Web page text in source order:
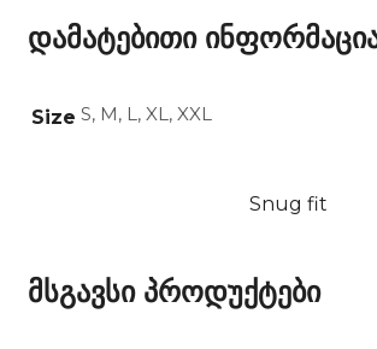
დამატებითი
Size S, M, L, XL, XXL
Snug fit
მსგავსი პროდუქტები